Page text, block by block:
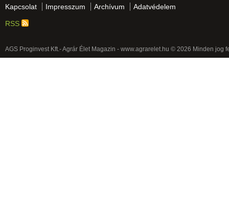
Kapcsolat Impresszum Archívum Adatvédelem
RSS
AGS Proginvest Kft.- Agrár Élet Magazin - www.agrarelet.hu © 2026 Minden jog